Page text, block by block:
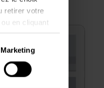
retirer votre
en cliquant
être
Marketing